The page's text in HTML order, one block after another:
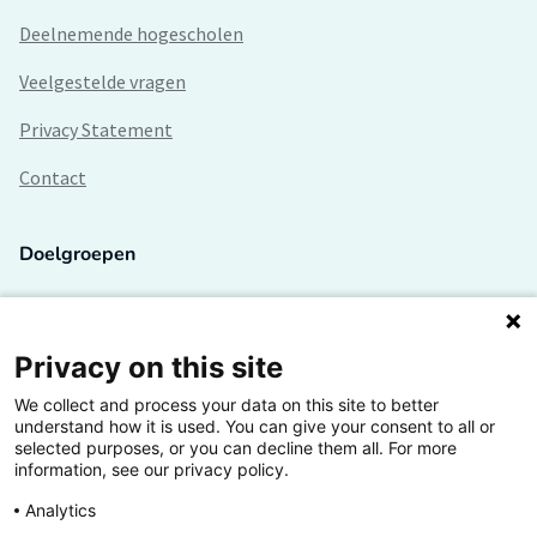
Deelnemende hogescholen
Veelgestelde vragen
Privacy Statement
Contact
Doelgroepen
Lectoren en onderzoekers
Bedrijven
Hogescholen
Privacy on this site
We collect and process your data on this site to better
understand how it is used. You can give your consent to all or
selected purposes, or you can decline them all. For more
information, see our privacy policy.
Analytics